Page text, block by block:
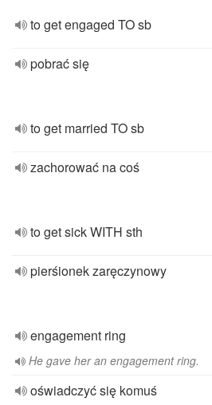
to get engaged TO sb
pobrać się
to get married TO sb
zachorować na coś
to get sick WITH sth
pierśionek zaręczynowy
engagement ring
He gave her an engagement ring.
oświadczyć się komuś